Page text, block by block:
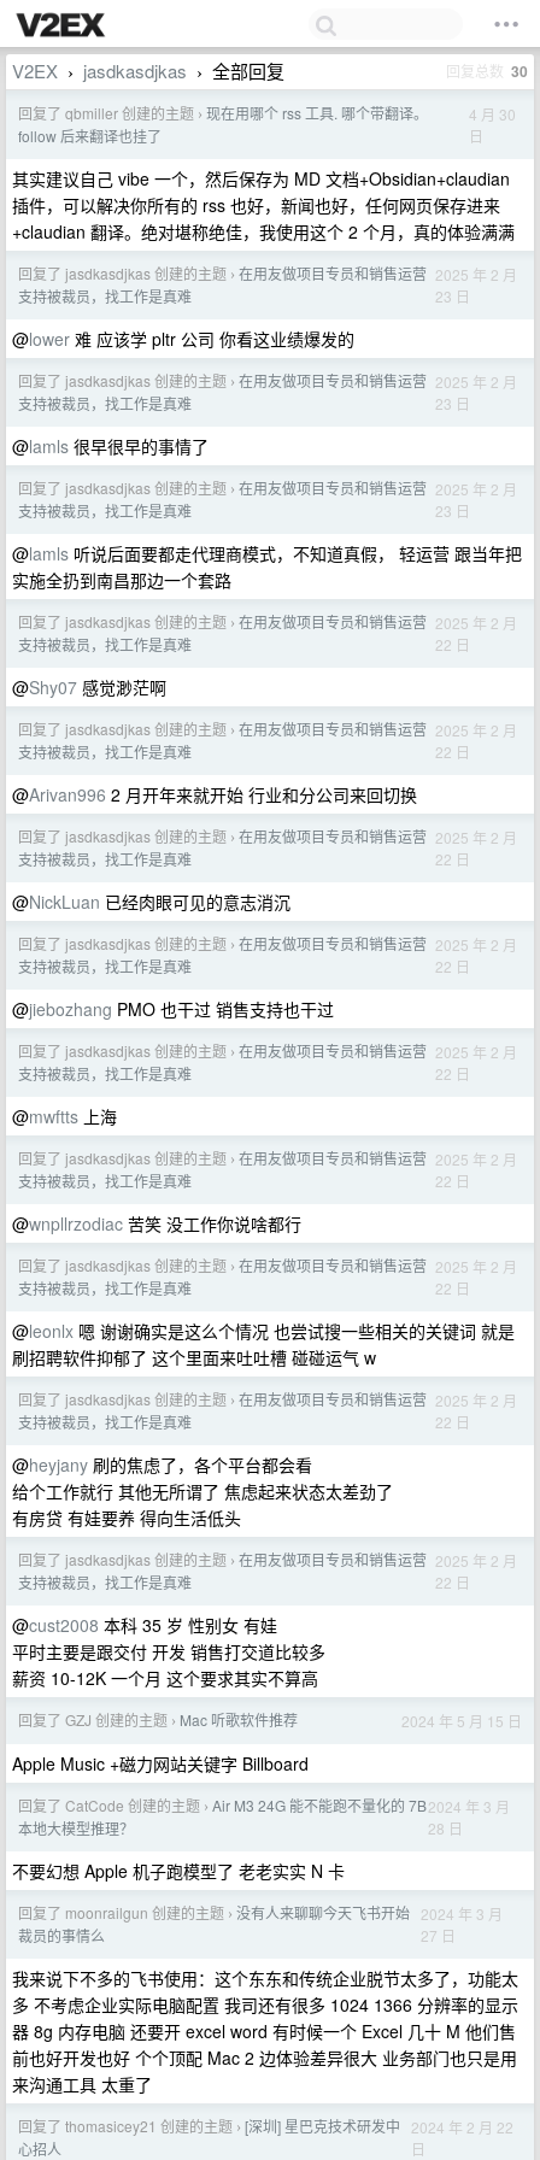
V2EX › jasdkasdjkas › 全部回复 回复总数 30
回复了 qbmiller 创建的主题 › 现在用哪个 rss 工具. 哪个带翻译。
follow 后来翻译也挂了
4 月 30
日
其实建议自己 vibe 一个，然后保存为 MD 文档+Obsidian+claudian
插件，可以解决你所有的 rss 也好，新闻也好，任何网页保存进来
+claudian 翻译。绝对堪称绝佳，我使用这个 2 个月，真的体验满满
回复了 jasdkasdjkas 创建的主题 › 在用友做项目专员和销售运营
支持被裁员，找工作是真难
2025 年 2 月
23 日
@lower 难 应该学 pltr 公司 你看这业绩爆发的
回复了 jasdkasdjkas 创建的主题 › 在用友做项目专员和销售运营
支持被裁员，找工作是真难
2025 年 2 月
23 日
@lamls 很早很早的事情了
回复了 jasdkasdjkas 创建的主题 › 在用友做项目专员和销售运营
支持被裁员，找工作是真难
2025 年 2 月
23 日
@lamls 听说后面要都走代理商模式，不知道真假， 轻运营 跟当年把
实施全扔到南昌那边一个套路
回复了 jasdkasdjkas 创建的主题 › 在用友做项目专员和销售运营
支持被裁员，找工作是真难
2025 年 2 月
22 日
@Shy07 感觉渺茫啊
回复了 jasdkasdjkas 创建的主题 › 在用友做项目专员和销售运营
支持被裁员，找工作是真难
2025 年 2 月
22 日
@Arivan996 2 月开年来就开始 行业和分公司来回切换
回复了 jasdkasdjkas 创建的主题 › 在用友做项目专员和销售运营
支持被裁员，找工作是真难
2025 年 2 月
22 日
@NickLuan 已经肉眼可见的意志消沉
回复了 jasdkasdjkas 创建的主题 › 在用友做项目专员和销售运营
支持被裁员，找工作是真难
2025 年 2 月
22 日
@jiebozhang PMO 也干过 销售支持也干过
回复了 jasdkasdjkas 创建的主题 › 在用友做项目专员和销售运营
支持被裁员，找工作是真难
2025 年 2 月
22 日
@mwftts 上海
回复了 jasdkasdjkas 创建的主题 › 在用友做项目专员和销售运营
支持被裁员，找工作是真难
2025 年 2 月
22 日
@wnpllrzodiac 苦笑 没工作你说啥都行
回复了 jasdkasdjkas 创建的主题 › 在用友做项目专员和销售运营
支持被裁员，找工作是真难
2025 年 2 月
22 日
@leonlx 嗯 谢谢确实是这么个情况 也尝试搜一些相关的关键词 就是
刷招聘软件抑郁了 这个里面来吐吐槽 碰碰运气 w
回复了 jasdkasdjkas 创建的主题 › 在用友做项目专员和销售运营
支持被裁员，找工作是真难
2025 年 2 月
22 日
@heyjany 刷的焦虑了，各个平台都会看
给个工作就行 其他无所谓了 焦虑起来状态太差劲了
有房贷 有娃要养 得向生活低头
回复了 jasdkasdjkas 创建的主题 › 在用友做项目专员和销售运营
支持被裁员，找工作是真难
2025 年 2 月
22 日
@cust2008 本科 35 岁 性别女 有娃
平时主要是跟交付 开发 销售打交道比较多
薪资 10-12K 一个月 这个要求其实不算高
回复了 GZJ 创建的主题 › Mac 听歌软件推荐 2024 年 5 月 15 日
Apple Music +磁力网站关键字 Billboard
回复了 CatCode 创建的主题 › Air M3 24G 能不能跑不量化的 7B
本地大模型推理？
2024 年 3 月
28 日
不要幻想 Apple 机子跑模型了 老老实实 N 卡
回复了 moonrailgun 创建的主题 › 没有人来聊聊今天飞书开始
裁员的事情么
2024 年 3 月
27 日
我来说下不多的飞书使用：这个东东和传统企业脱节太多了，功能太
多 不考虑企业实际电脑配置 我司还有很多 1024 1366 分辨率的显示
器 8g 内存电脑 还要开 excel word 有时候一个 Excel 几十 M 他们售
前也好开发也好 个个顶配 Mac 2 边体验差异很大 业务部门也只是用
来沟通工具 太重了
回复了 thomasicey21 创建的主题 › [深圳] 星巴克技术研发中
心招人
2024 年 2 月 22
日